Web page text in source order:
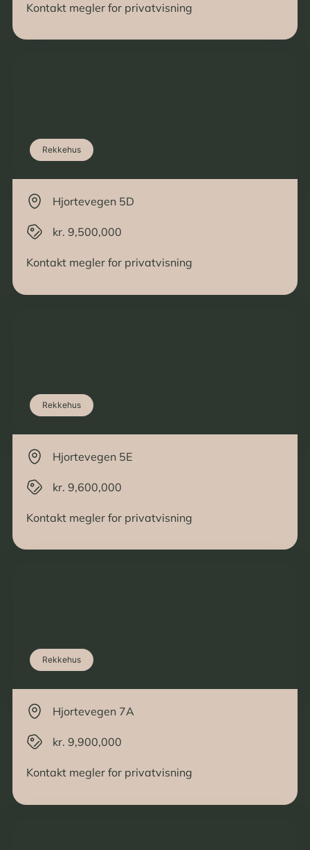
Kontakt megler for privatvisning
Rekkehus
Hjortevegen 5D
kr. 9,500,000
Kontakt megler for privatvisning
Rekkehus
Hjortevegen 5E
kr. 9,600,000
Kontakt megler for privatvisning
Rekkehus
Hjortevegen 7A
kr. 9,900,000
Kontakt megler for privatvisning